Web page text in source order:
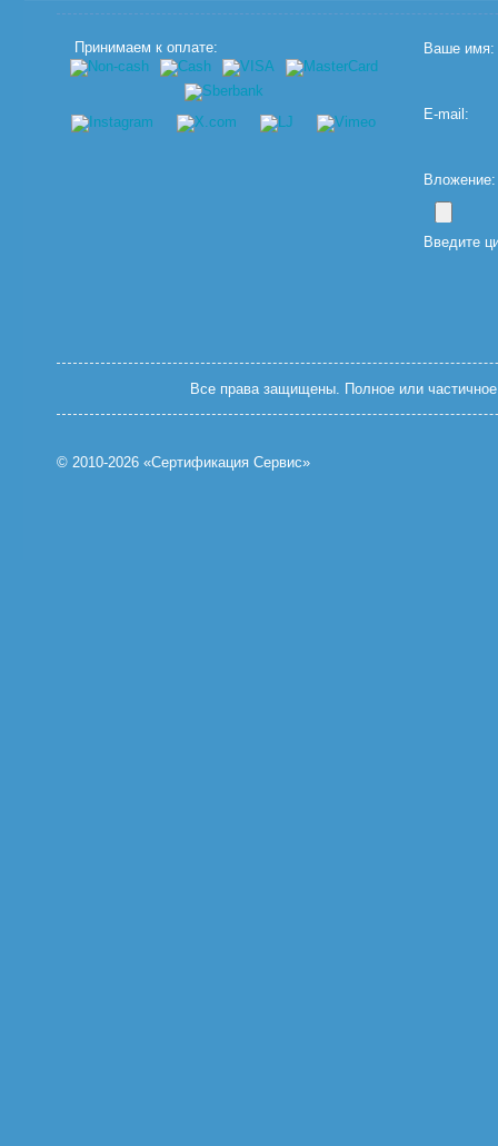
Принимаем к оплате: Ваше имя:
E-mail:
Введите
Все права защищены. Полное или частичное
© 2010-2026 «Сертификация Сервис»